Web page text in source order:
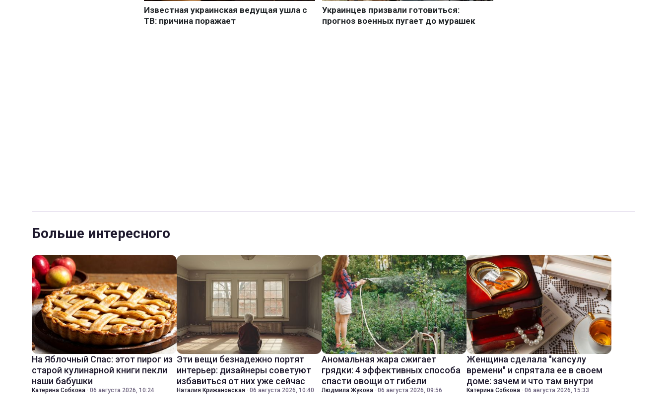
Больше интересного
На Яблочный Спас: этот пирог из
старой кулинарной книги пекли
наши бабушки
Катерина Собкова · 06 августа 2026, 10:24
Эти вещи безнадежно портят
интерьер: дизайнеры советуют
избавиться от них уже сейчас
Наталия Крижановская · 06 августа 2026, 10:40
Аномальная жара сжигает
грядки: 4 эффективных способа
спасти овощи от гибели
Людмила Жукова · 06 августа 2026, 09:56
Женщина сделала "капсулу
времени" и спрятала ее в своем
доме: зачем и что там внутри
Катерина Собкова · 06 августа 2026, 15:33